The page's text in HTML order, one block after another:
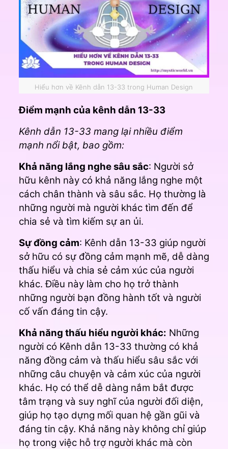
Hiểu hơn về Kênh dẫn 13-33 trong Human Design
Điểm mạnh của kênh dẫn 13-33
Kênh dẫn 13-33 mang lại nhiều điểm
mạnh nổi bật, bao gồm:
Khả năng lắng nghe sâu sắc: Người sở
hữu kênh này có khả năng lắng nghe một
cách chân thành và sâu sắc. Họ thường là
những người mà người khác tìm đến để
chia sẻ và tìm kiếm sự an ủi.
Sự đồng cảm: Kênh dẫn 13-33 giúp người
sở hữu có sự đồng cảm mạnh mẽ, dễ dàng
thấu hiểu và chia sẻ cảm xúc của người
khác. Điều này làm cho họ trở thành
những người bạn đồng hành tốt và người
cố vấn đáng tin cậy.
Khả năng thấu hiểu người khác: Những
người có Kênh dẫn 13-33 thường có khả
năng đồng cảm và thấu hiểu sâu sắc với
những câu chuyện và cảm xúc của người
khác. Họ có thể dễ dàng nắm bắt được
tâm trạng và suy nghĩ của người đối diện,
giúp họ tạo dựng mối quan hệ gần gũi và
đáng tin cậy. Khả năng này không chỉ giúp
họ trong việc hỗ trợ người khác mà còn